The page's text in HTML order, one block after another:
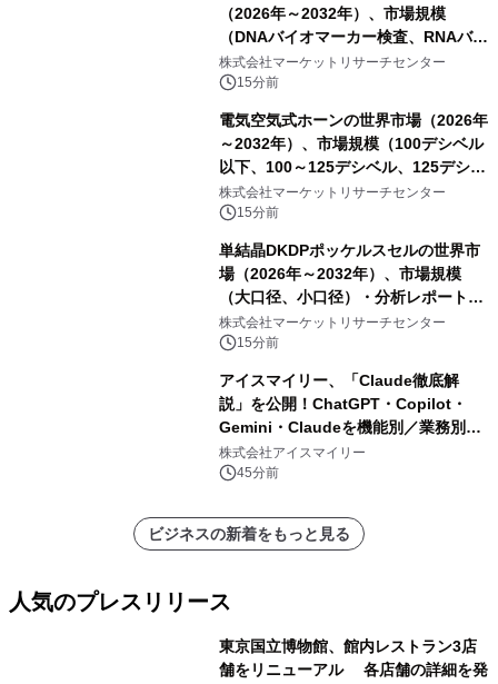
（2026年～2032年）、市場規模
（DNAバイオマーカー検査、RNAバイ
オマーカー検査、タンパク質バイオマ
ーカー検査、細胞ベースのバイオマー
査）・分析レポートを発表
株式会社マーケットリサーチセンター
15分前
電気空気式ホーンの世界市場（2026年
～2032年）、市場規模（100デシベル
以下、100～125デシベル、125デシベ
ル以上）・分析レポートを発表
株式会社マーケットリサーチセンター
15分前
単結晶DKDPポッケルスセルの世界市
場（2026年～2032年）、市場規模
（大口径、小口径）・分析レポートを
発表
株式会社マーケットリサーチセンター
15分前
アイスマイリー、「Claude徹底解
説」を公開！ChatGPT・Copilot・
Gemini・Claudeを機能別／業務別に
比較―自社に合う生成AIの選び方がわ
かる実践ガイド
株式会社アイスマイリー
45分前
ビジネスの新着をもっと見る
人気のプレスリリース
東京国立博物館、館内レストラン3店
舗をリニューアル 各店舗の詳細を発